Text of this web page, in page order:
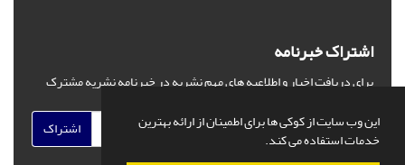
این وب سایت از کوکی ها برای اطمینان از ارائه بهترین
خدمات استفاده می کند.
اشتراک خبرنامه
برای دریافت اخبار و اطلاعیه های مهم نشریه در خبرنامه نشریه مشترک
اشتراک